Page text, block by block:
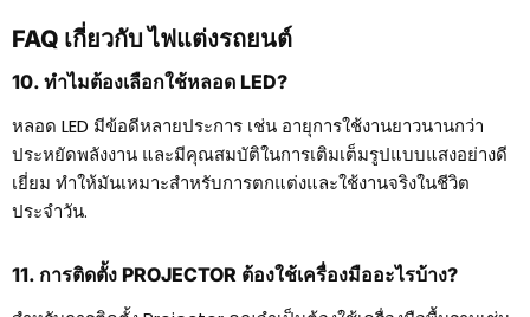
FAQ เกี่ยวกับ ไฟแต่งรถยนต์
10. ทำไมต้องเลือกใช้หลอด LED?
หลอด LED มีข้อดีหลายประการ เช่น อายุการใช้งานยาวนานกว่า
ประหยัดพลังงาน และมีคุณสมบัติในการเติมเต็มรูปแบบแสงอย่างดี
เยี่ยม ทำให้มันเหมาะสำหรับการตกแต่งและใช้งานจริงในชีวิต
ประจำวัน.
11. การติดตั้ง PROJECTOR ต้องใช้เครื่องมืออะไรบ้าง?